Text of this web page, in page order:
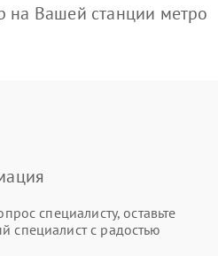
на Вашей станции метро
специалисту, оставьте
специалист с радостью